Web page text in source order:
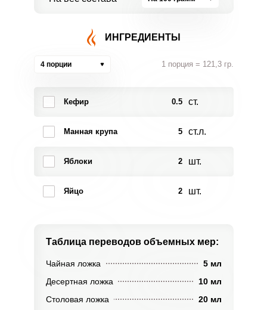
ИНГРЕДИЕНТЫ
4 порции 1 порция = 121,3 гр.
Кефир 0.5 ст.
Манная крупа 5 ст.л.
Яблоки 2 шт.
Яйцо 2 шт.
Таблица переводов объемных мер:
Чайная ложка
5 мл
Десертная ложка
10 мл
Столовая ложка
20 мл